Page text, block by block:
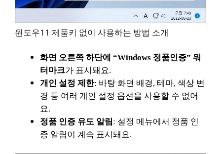
윈도우11 제품키 없이 사용하는 방법 소개
화면 오른쪽 하단에 “Windows 정품인증” 워
터마크가 표시돼요.
개인 설정 제한: 바탕 화면 배경, 테마, 색상 변
경 등 여러 개인 설정 옵션을 사용할 수 없어
요.
정품 인증 유도 알림: 설정 메뉴에서 정품 인
증 알림이 계속 표시돼요.